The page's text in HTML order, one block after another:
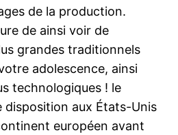
de la production.
de ainsi voir de
grandes traditionnels
adolescence, ainsi
technologiques ! le
disposition aux États-Unis
européen avant